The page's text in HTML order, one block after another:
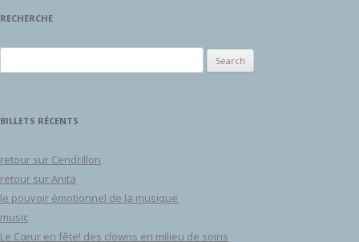
RECHERCHE
BILLETS RÉCENTS
retour sur Cendrillon
retour sur Anita
le pouvoir émotionnel de la musique
music
Le Cœur en fête! des clowns en milieu de soins